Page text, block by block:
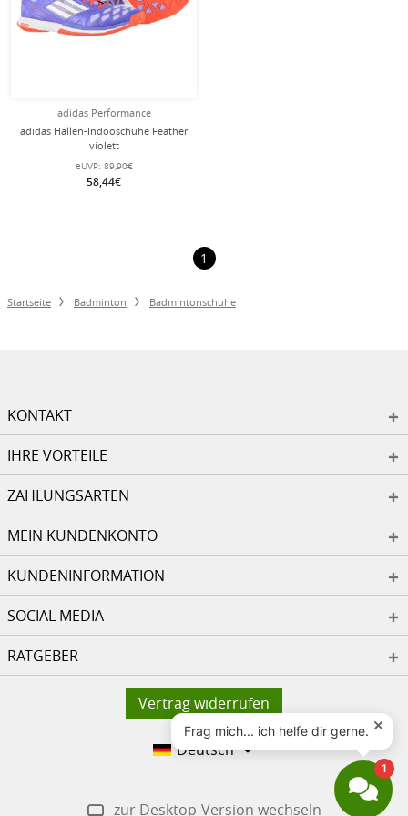
adidas Performance
adidas Hallen-Indooschuhe Feather
violett
eUVP: 89,90€
58,44€
1
Startseite Badminton Badmintonschuhe
KONTAKT
IHRE VORTEILE
ZAHLUNGSARTEN
MEIN KUNDENKONTO
KUNDENINFORMATION
SOCIAL MEDIA
RATGEBER
Vertrag widerrufen
Deutsch
zur Desktop-Version wechseln